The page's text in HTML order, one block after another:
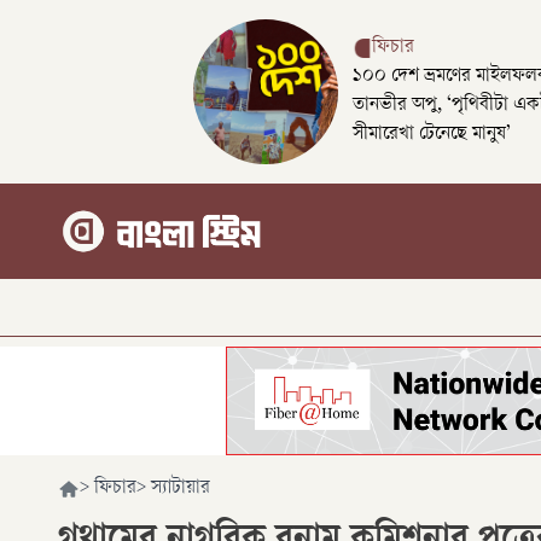
ফিচার
১০০ দেশ ভ্রমণের
তানভীর অপু, ‘পৃথিবীটা
সীমারেখা টেনেছে মানুষ’
> ফিচার> স্যাটায়ার